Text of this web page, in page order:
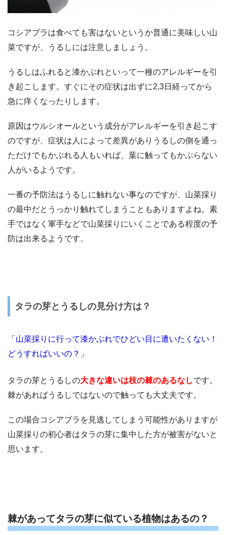
コシアブラは食べても害はないというか普通に美味しい山
菜ですが、うるしには注意しましょう。
うるしはふれると漆かぶれといって一種のアレルギーを引
き起こします。すぐにその症状は出ずに2,3日経ってから
急に痒くなったりします。
原因はウルシオールという成分がアレルギーを引き起こす
のですが、症状は人によって差異がありうるしの側を通っ
ただけでもかぶれる人もいれば、葉に触ってもかぶらない
人がいるようです。
一番の予防法はうるしに触れない事なのですが、山菜採り
の最中だとうっかり触れてしまうこともありますよね。素
手ではなく軍手などで山菜採りにいくことである程度の予
防は出来るようです。
タラの芽とうるしの見分け方は？
「山菜採りに行って漆かぶれでひどい目に遭いたくない！
どうすればいいの？」
タラの芽とうるしの大きな違いは枝の棘のあるなしです。
棘があればうるしではないので触っても大丈夫です。
この場合コシアブラを見逃してしまう可能性がありますが
山菜採りの初心者はタラの芽に集中した方が被害がないと
思います。
棘があってタラの芽に似ている植物はあるの？